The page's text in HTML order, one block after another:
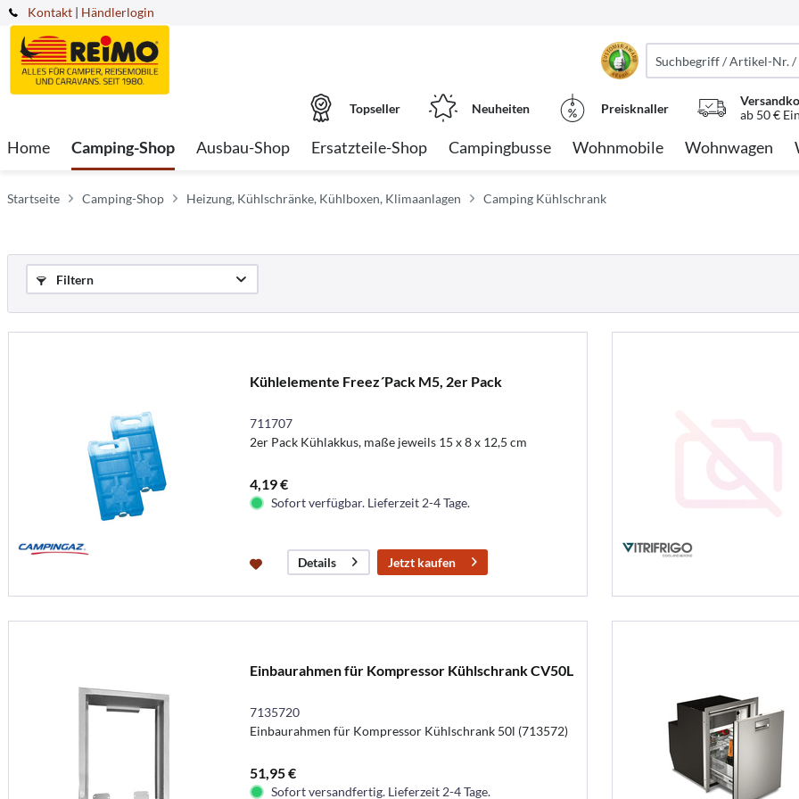
Kontakt | Händlerlogin
Topseller Neuheiten Preisknaller
ab 50 €
Home Camping-Shop Ausbau-Shop Ersatzteile-Shop Campingbusse Wohnmobile Wohnwagen
Startseite Camping-Shop Heizung, Kühlschränke, Kühlboxen, Klimaanlagen Camping Kühlschrank
Filtern
Kühlelemente Freez´Pack M5, 2er Pack
711707
2er Pack Kühlakkus, maße jeweils 15 x 8 x 12,5 cm
4,19 €
Sofort verfügbar. Lieferzeit 2-4 Tage.
Details Jetzt kaufen
Einbaurahmen für Kompressor Kühlschrank CV50L
7135720
Einbaurahmen für Kompressor Kühlschrank 50l (713572)
51,95 €
Sofort versandfertig. Lieferzeit 2-4 Tage.